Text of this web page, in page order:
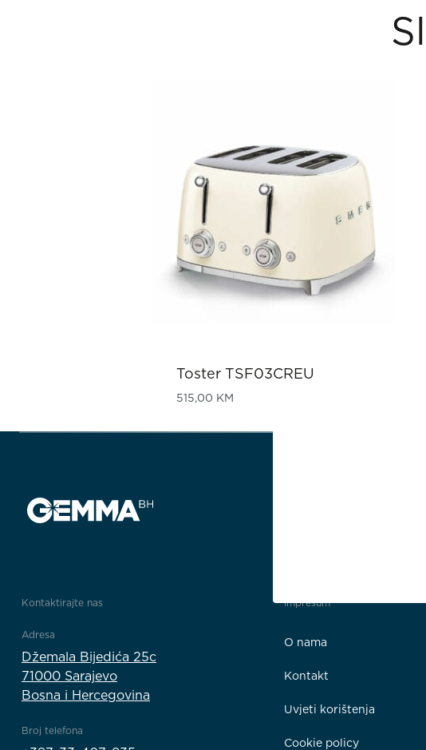
Toster TSF03CREU
515,00 KM
Kontaktirajte nas
Adresa
Džemala Bijedića 25c
71000 Sarajevo
Bosna i Hercegovina
Broj telefona
Impresum
O nama
Kontakt
Uvjeti korištenja
Cookie policy